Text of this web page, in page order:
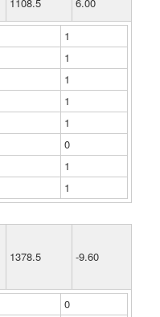
1
1
1
1
1
0
1
1
1378.5 -9.60
0